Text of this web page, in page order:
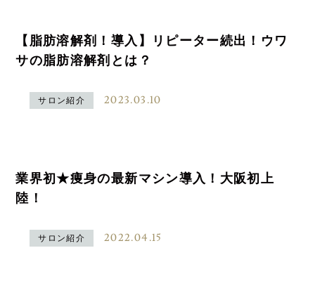
【脂肪溶解剤！導入】リピーター続出！ウワ
サの脂肪溶解剤とは？
サロン紹介 2023.03.10
業界初★痩身の最新マシン導入！大阪初上
陸！
サロン紹介 2022.04.15